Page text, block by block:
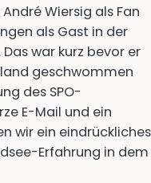
Wiersig als Fan
als Gast in der
war kurz bevor er
geschwommen
des SPO-
E-Mail und ein
wir ein eindrückliches
Erfahrung in dem